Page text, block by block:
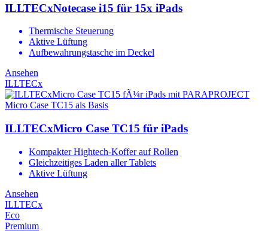
ILLTECxNotecase i15 für 15x iPads
Thermische Steuerung
Aktive Lüftung
Aufbewahrungstasche im Deckel
Ansehen
ILLTECx
ILLTECxMicro Case TC15 für iPads
Kompakter Hightech-Koffer auf Rollen
Gleichzeitiges Laden aller Tablets
Aktive Lüftung
Ansehen
ILLTECx
Eco
Premium